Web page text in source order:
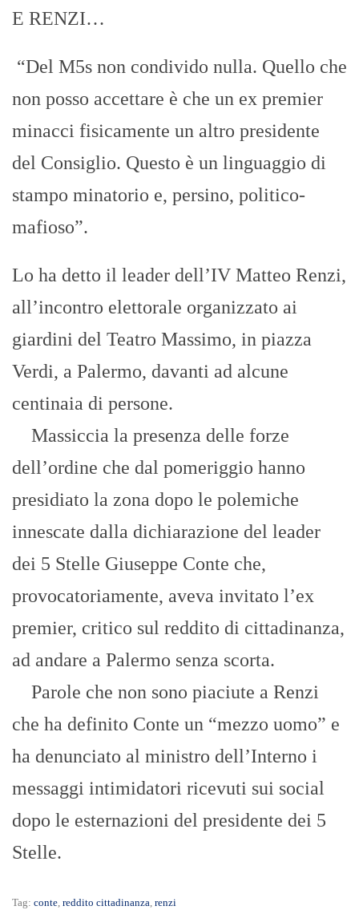
E RENZI…
“Del M5s non condivido nulla. Quello che
non posso accettare è che un ex premier
minacci fisicamente un altro presidente
del Consiglio. Questo è un linguaggio di
stampo minatorio e, persino, politico-
mafioso”.
Lo ha detto il leader dell’IV Matteo Renzi,
all’incontro elettorale organizzato ai
giardini del Teatro Massimo, in piazza
Verdi, a Palermo, davanti ad alcune
centinaia di persone.
Massiccia la presenza delle forze
dell’ordine che dal pomeriggio hanno
presidiato la zona dopo le polemiche
innescate dalla dichiarazione del leader
dei 5 Stelle Giuseppe Conte che,
provocatoriamente, aveva invitato l’ex
premier, critico sul reddito di cittadinanza,
ad andare a Palermo senza scorta.
Parole che non sono piaciute a Renzi
che ha definito Conte un “mezzo uomo” e
ha denunciato al ministro dell’Interno i
messaggi intimidatori ricevuti sui social
dopo le esternazioni del presidente dei 5
Stelle.
Tag: conte, reddito cittadinanza, renzi